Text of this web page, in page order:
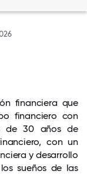
financiera que
financiero con
de 30 años de
con un
y desarrollo
sueños de las